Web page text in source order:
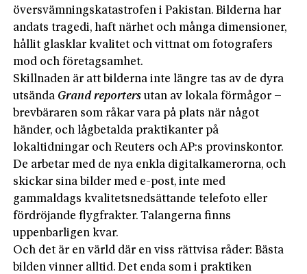
översvämningskatastrofen i Pakistan. Bilderna har
andats tragedi, haft närhet och många dimensioner,
hållit glasklar kvalitet och vittnat om fotografers
mod och företagsamhet.
Skillnaden är att bilderna inte längre tas av de dyra
utsända Grand reporters utan av lokala förmågor –
brevbäraren som råkar vara på plats när något
händer, och lågbetalda praktikanter på
lokaltidningar och Reuters och AP:s provinskontor.
De arbetar med de nya enkla digitalkamerorna, och
skickar sina bilder med e-post, inte med
gammaldags kvalitetsnedsättande telefoto eller
fördröjande flygfrakter. Talangerna finns
uppenbarligen kvar.
Och det är en värld där en viss rättvisa råder: Bästa
bilden vinner alltid. Det enda som i praktiken